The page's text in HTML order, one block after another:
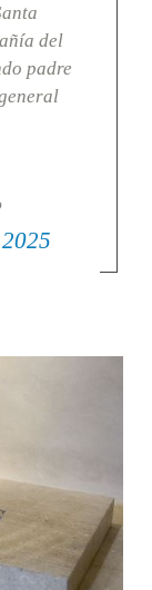
del
padre